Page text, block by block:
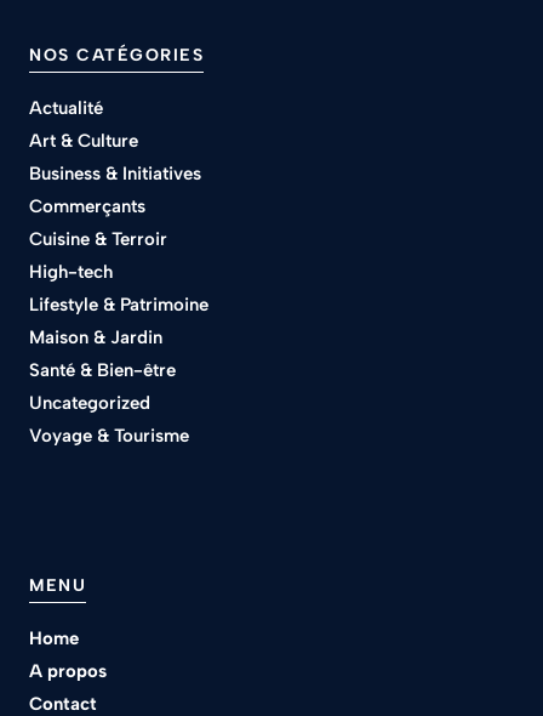
NOS CATÉGORIES
Actualité
Art & Culture
Business & Initiatives
Commerçants
Cuisine & Terroir
High-tech
Lifestyle & Patrimoine
Maison & Jardin
Santé & Bien-être
Uncategorized
Voyage & Tourisme
MENU
Home
A propos
Contact